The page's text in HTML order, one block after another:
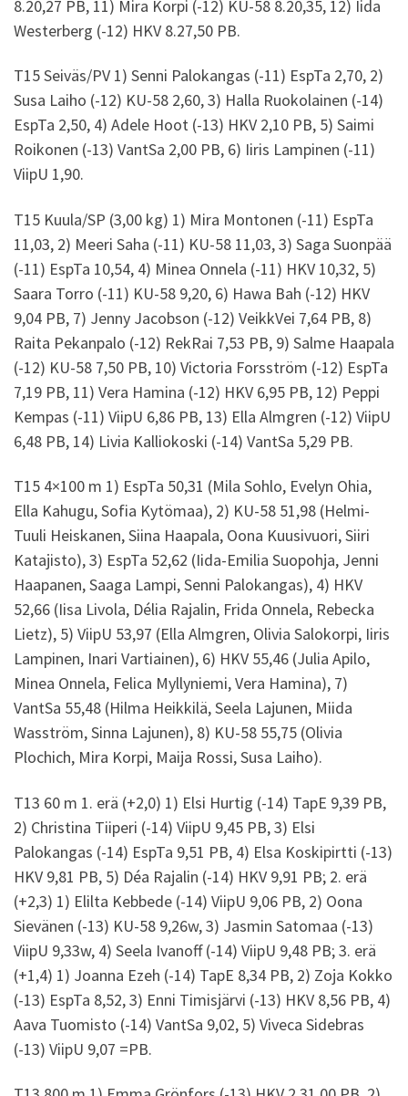
8.20,27 PB, 11) Mira Korpi (-12) KU-58 8.20,35, 12) Iida
Westerberg (-12) HKV 8.27,50 PB.
T15 Seiväs/PV 1) Senni Palokangas (-11) EspTa 2,70, 2)
Susa Laiho (-12) KU-58 2,60, 3) Halla Ruokolainen (-14)
EspTa 2,50, 4) Adele Hoot (-13) HKV 2,10 PB, 5) Saimi
Roikonen (-13) VantSa 2,00 PB, 6) Iiris Lampinen (-11)
ViipU 1,90.
T15 Kuula/SP (3,00 kg) 1) Mira Montonen (-11) EspTa
11,03, 2) Meeri Saha (-11) KU-58 11,03, 3) Saga Suonpää
(-11) EspTa 10,54, 4) Minea Onnela (-11) HKV 10,32, 5)
Saara Torro (-11) KU-58 9,20, 6) Hawa Bah (-12) HKV
9,04 PB, 7) Jenny Jacobson (-12) VeikkVei 7,64 PB, 8)
Raita Pekanpalo (-12) RekRai 7,53 PB, 9) Salme Haapala
(-12) KU-58 7,50 PB, 10) Victoria Forsström (-12) EspTa
7,19 PB, 11) Vera Hamina (-12) HKV 6,95 PB, 12) Peppi
Kempas (-11) ViipU 6,86 PB, 13) Ella Almgren (-12) ViipU
6,48 PB, 14) Livia Kalliokoski (-14) VantSa 5,29 PB.
T15 4×100 m 1) EspTa 50,31 (Mila Sohlo, Evelyn Ohia,
Ella Kahugu, Sofia Kytömaa), 2) KU-58 51,98 (Helmi-
Tuuli Heiskanen, Siina Haapala, Oona Kuusivuori, Siiri
Katajisto), 3) EspTa 52,62 (Iida-Emilia Suopohja, Jenni
Haapanen, Saaga Lampi, Senni Palokangas), 4) HKV
52,66 (Iisa Livola, Délia Rajalin, Frida Onnela, Rebecka
Lietz), 5) ViipU 53,97 (Ella Almgren, Olivia Salokorpi, Iiris
Lampinen, Inari Vartiainen), 6) HKV 55,46 (Julia Apilo,
Minea Onnela, Felica Myllyniemi, Vera Hamina), 7)
VantSa 55,48 (Hilma Heikkilä, Seela Lajunen, Miida
Wasström, Sinna Lajunen), 8) KU-58 55,75 (Olivia
Plochich, Mira Korpi, Maija Rossi, Susa Laiho).
T13 60 m 1. erä (+2,0) 1) Elsi Hurtig (-14) TapE 9,39 PB,
2) Christina Tiiperi (-14) ViipU 9,45 PB, 3) Elsi
Palokangas (-14) EspTa 9,51 PB, 4) Elsa Koskipirtti (-13)
HKV 9,81 PB, 5) Déa Rajalin (-14) HKV 9,91 PB; 2. erä
(+2,3) 1) Elilta Kebbede (-14) ViipU 9,06 PB, 2) Oona
Sievänen (-13) KU-58 9,26w, 3) Jasmin Satomaa (-13)
ViipU 9,33w, 4) Seela Ivanoff (-14) ViipU 9,48 PB; 3. erä
(+1,4) 1) Joanna Ezeh (-14) TapE 8,34 PB, 2) Zoja Kokko
(-13) EspTa 8,52, 3) Enni Timisjärvi (-13) HKV 8,56 PB, 4)
Aava Tuomisto (-14) VantSa 9,02, 5) Viveca Sidebras
(-13) ViipU 9,07 =PB.